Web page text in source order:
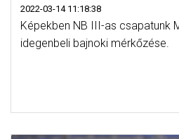
2022-03-14 11:18:38
Képekben NB III-as csapatunk
idegenbeli bajnoki mérkőzése.